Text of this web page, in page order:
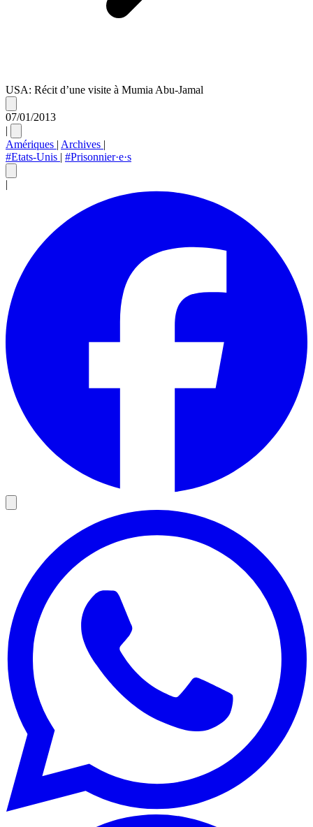
USA: Récit d’une visite à Mumia Abu-Jamal
07/01/2013
|
Amériques | Archives |
#Etats-Unis | #Prisonnier·e·s
|